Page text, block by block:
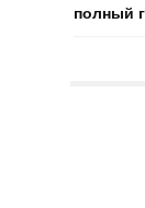
полный